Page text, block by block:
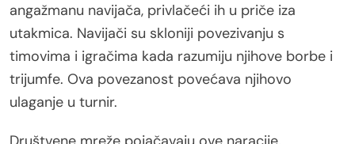
angažmanu navijača, privlačeći ih u priče iza
utakmica. Navijači su skloniji povezivanju s
timovima i igračima kada razumiju njihove borbe i
trijumfe. Ova povezanost povećava njihovo
ulaganje u turnir.